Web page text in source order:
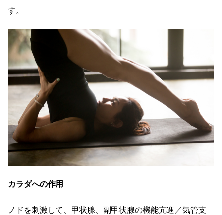
す。
カラダへの作用
ノドを刺激して、甲状腺、副甲状腺の機能亢進／気管支